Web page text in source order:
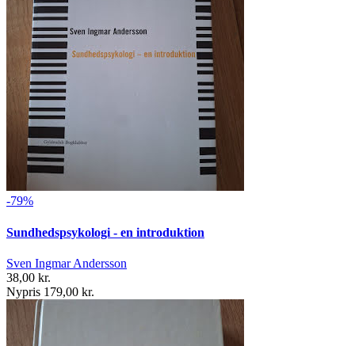
-79%
Sundhedspsykologi - en introduktion
Sven Ingmar Andersson
38,00 kr.
Nypris 179,00 kr.